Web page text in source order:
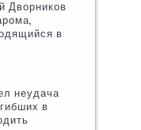
Дворников
в
неудача
в